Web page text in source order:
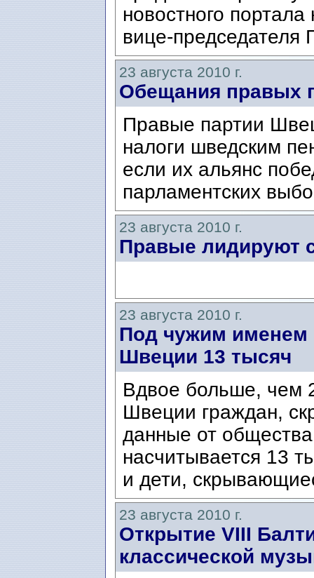
новостного
вице-председателя
23 августа 2010 г.
Обещания правых
Правые партии
налоги шведским
если их альянс
парламентских
23 августа 2010 г.
Правые лидируют
23 августа 2010 г.
Под чужим именем
Швеции 13 тысяч
Вдвое больше, чем
Швеции граждан,
данные от
насчитывается 13
и дети,
23 августа 2010 г.
Открытие VIII
классической